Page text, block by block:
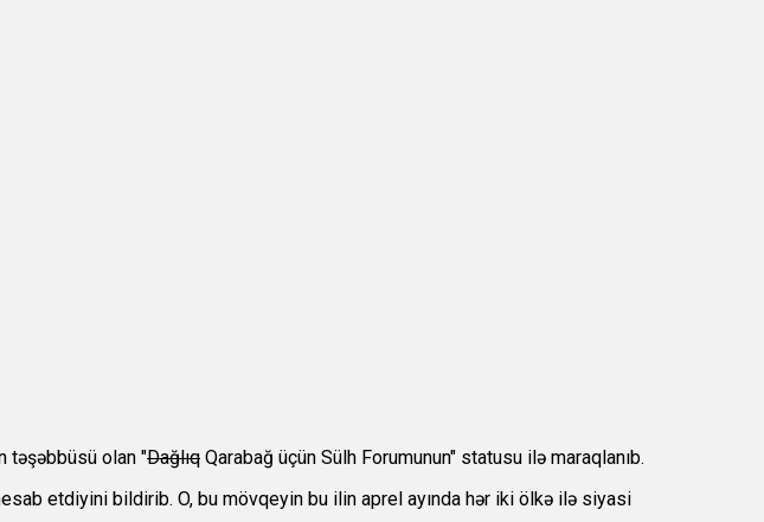
təşəbbüsü olan "Dağlıq Qarabağ üçün Sülh Forumunun" statusu ilə maraqlanıb.
etdiyini bildirib. O, bu mövqeyin bu ilin aprel ayında hər iki ölkə ilə siyasi